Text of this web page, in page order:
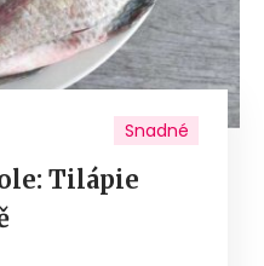
Snadné
Tilápie